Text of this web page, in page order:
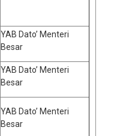
YAB Dato’ Menteri
Besar
YAB Dato’ Menteri
Besar
YAB Dato’ Menteri
Besar